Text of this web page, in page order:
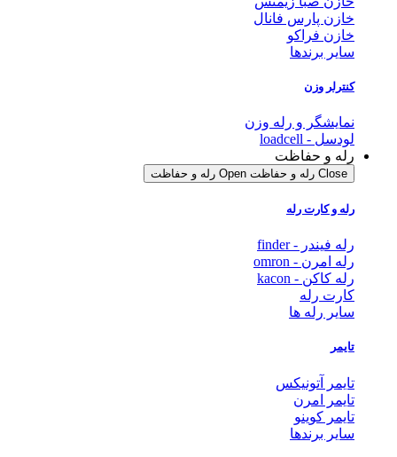
خازن پارس فانال
خازن فراکو
سایر برندها
کنترلر وزن
نمایشگر و رله وزن
لودسل - loadcell
رله و حفاظت
Close رله و حفاظت Open رله و حفاظت
رله و کارت رله
رله فیندر - finder
رله امرن - omron
رله کاکن - kacon
کارت رله
سایر رله ها
تایمر
تایمر آتونیکس
تایمر امرن
تایمر کوینو
سایر برندها